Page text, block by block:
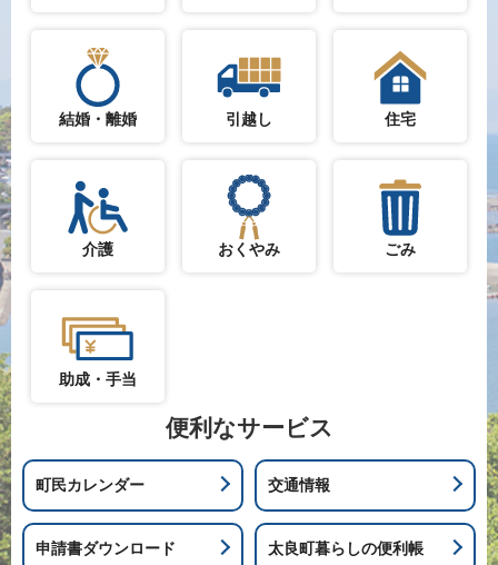
結婚・離婚 引越し 住宅
介護 おくやみ ごみ
助成・手当
便利なサービス
町民カレンダー 交通情報
申請書ダウンロード 太良町暮らしの便利帳